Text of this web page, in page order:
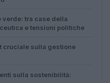
verde: tra case della
e tensioni politiche
cruciale sulla gestione
sulla sostenibilità: